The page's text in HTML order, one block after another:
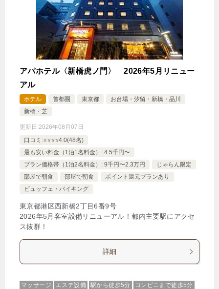
アパホテル〈新橋虎ノ門〉 2026年5月リニュー
アル
ホテル 首都圏 東京都
お台場・汐留・新橋・品川
新橋・芝
更新日:2026年08月07日
口コミ:⭐️⭐️⭐️⭐️4.0(48名)
最も安い料金（1泊1名料金）: 4.5千円〜
プラン価格帯（1泊2名料金）: 9千円〜2.3万円
じゃらん限定
部屋で朝食
部屋で朝食
ポイント還元プランあり
ビュッフェ・バイキング
東京都港区西新橋2丁目6番9号
2026年5月客室設備リニューアル！都内主要駅にアクセ
ス抜群！
詳細
マッサージ エステ設備 駅から徒歩5分
コンビニまで徒歩5分